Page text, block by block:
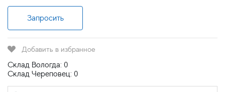
Запросить
Добавить в избранное
Склад Вологда: 0
Склад Череповец: 0